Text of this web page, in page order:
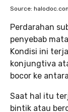
Source:
Perdarahan
penyebab
Kondisi ini
konjungtiva
bocor ke
Saat hal itu
bintik atau